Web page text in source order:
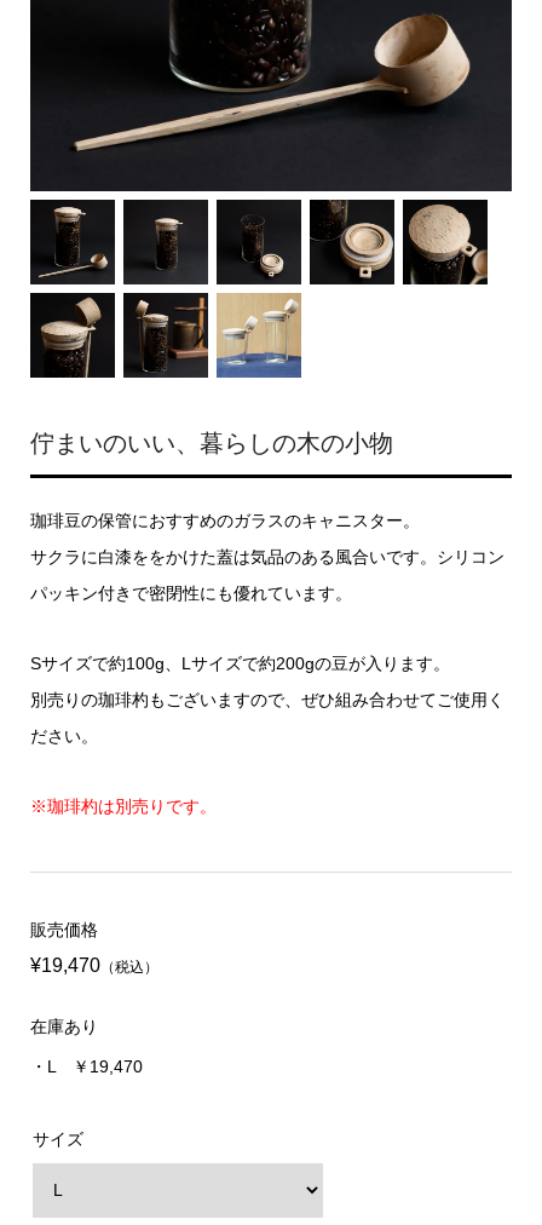
佇まいのいい、暮らしの木の小物
珈琲豆の保管におすすめのガラスのキャニスター。
サクラに白漆ををかけた蓋は気品のある風合いです。シリコン
パッキン付きで密閉性にも優れています。
Sサイズで約100g、Lサイズで約200gの豆が入ります。
別売りの珈琲杓もございますので、ぜひ組み合わせてご使用く
ださい。
※珈琲杓は別売りです。
販売価格
¥19,470（税込）
在庫あり
・L ￥19,470
サイズ